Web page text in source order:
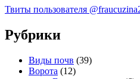
Твиты пользователя
Рубрики
Виды почв (39)
Ворота (12)